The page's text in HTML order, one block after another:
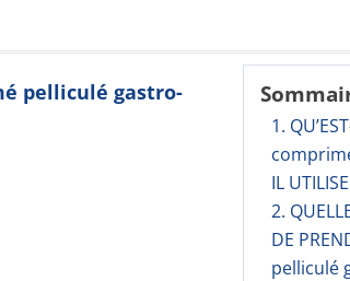
1.
IL
2.
DE
pelliculé
pelliculé gastro-